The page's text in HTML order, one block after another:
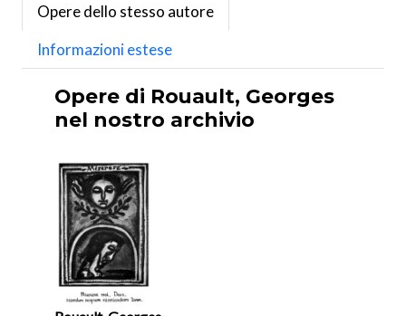
Opere dello stesso autore
Informazioni estese
Opere di Rouault, Georges
nel nostro archivio